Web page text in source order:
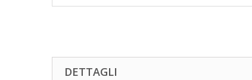
DETTAGLI